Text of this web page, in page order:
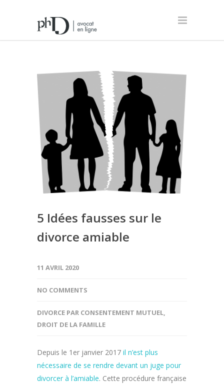
5 Idées fausses sur le
divorce amiable
11 AVRIL 2020
NO COMMENTS
DIVORCE PAR CONSENTEMENT MUTUEL,
DROIT DE LA FAMILLE
Depuis le 1er janvier 2017 il n’est plus
nécessaire de se rendre devant un juge pour
divorcer à l’amiable. Cette procédure française